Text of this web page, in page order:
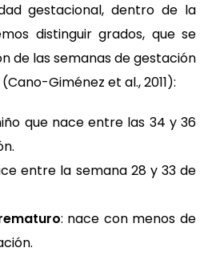
gestacional, dentro de la
distinguir grados, que se
de las semanas de gestación
Giménez et al., 2011):
que nace entre las 34 y 36
entre la semana 28 y 33 de
: nace con menos de